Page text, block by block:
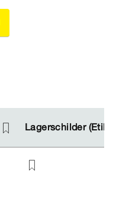
Lagerschilder
Lagerschilder